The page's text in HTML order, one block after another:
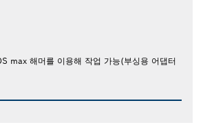
max 해머를 이용해 작업 가능(부싱용 어댑터